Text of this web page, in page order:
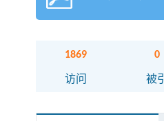
1869
访问
0
被引